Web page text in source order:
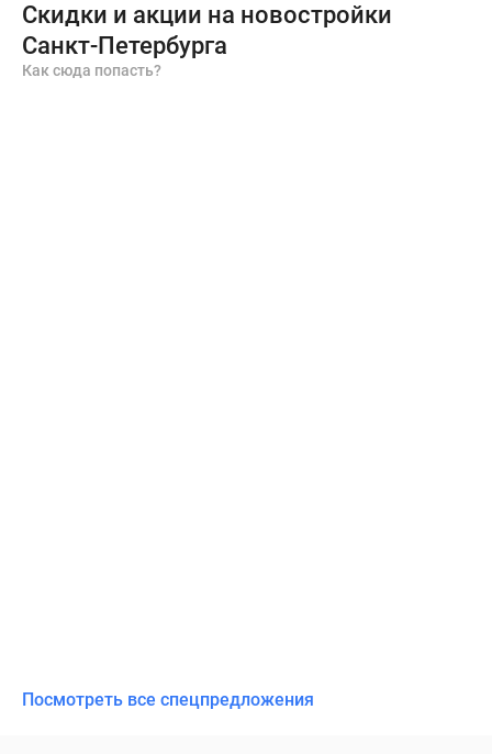
Скидки и акции на новостройки
Санкт-Петербурга
Как сюда попасть?
Посмотреть все спецпредложения